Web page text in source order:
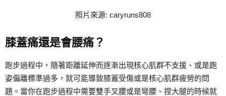
照片來源: caryruns808
膝蓋痛還是會腰痛？
跑步過程中，隨著距離延伸而逐漸出現核心肌群不支援、或是跑
姿偏離標準過多，就可能導致膝蓋受傷或是核心肌群疲勞的問
題。當你在跑步過程中需要雙手叉腰或是彎腰、捏大腿的時候就